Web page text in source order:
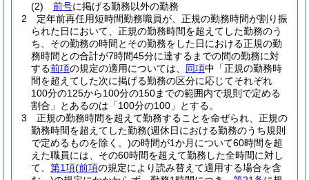
(2)
前号に掲げる勤務以外の勤務
2
定年前再任用短時間勤務職員が、正規の勤務時間が割り振
られた日において、正規の勤務時間を超えてした勤務のう
ち、その勤務の時間とその勤務をした日における正規の勤
務時間との合計が7時間45分に達するまでの間の勤務に対
する前項の規定の適用については、 同項中「正規の勤務時
間を超えてした次に掲げる勤務の区分に応じてそれぞれ
100分の125から100分の150までの範囲内で規則で定める
割合」とあるのは「100分の100」とする。
3
正規の勤務時間を超えて勤務することを命ぜられ、正規の
勤務時間を超えてした勤務(週休日における勤務のうち規則
で定めるものを除く。)の時間が1か月について60時間を超
えた職員には、その60時間を超えて勤務した全時間に対し
て、 第1項(前項の規定により読み替えて適用する場合を含